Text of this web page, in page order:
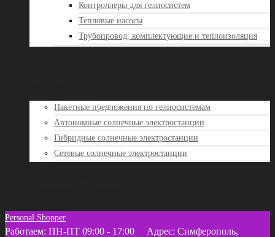
Контроллеры для гелиосистем
Тепловые насосы
Трубопровод, комплектующие и теплоизоляция
Пакетные предложения по гелиосистемам
Автономные солнечные электростанции
Гибридные солнечные электростанции
Сетевые солнечные электростанции
Personal Shopper
Работаем: ПН-ПТ 09:00 - 17:00
Адрес: Симферополь,